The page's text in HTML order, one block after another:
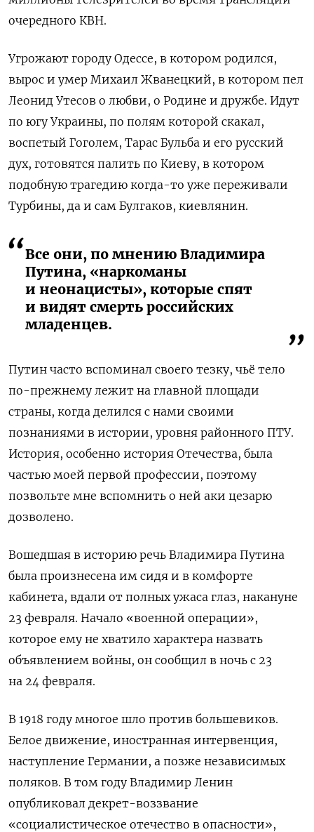
очередного КВН.
Угрожают городу Одессе, в котором родился,
вырос и умер Михаил Жванецкий, в котором пел
Леонид Утесов о любви, о Родине и дружбе. Идут
по югу Украины, по полям которой скакал,
воспетый Гоголем, Тарас Бульба и его русский
дух, готовятся палить по Киеву, в котором
подобную трагедию когда-то уже переживали
Турбины, да и сам Булгаков, киевлянин.
Все они, по мнению Владимира
Путина, «наркоманы
и неонацисты», которые спят
и видят смерть российских
младенцев.
Путин часто вспоминал своего тезку, чьё тело
по-прежнему лежит на главной площади
страны, когда делился с нами своими
познаниями в истории, уровня районного ПТУ.
История, особенно история Отечества, была
частью моей первой профессии, поэтому
позвольте мне вспомнить о ней аки цезарю
дозволено.
Вошедшая в историю речь Владимира Путина
была произнесена им сидя и в комфорте
кабинета, вдали от полных ужаса глаз, накануне
23 февраля. Начало «военной операции»,
которое ему не хватило характера назвать
объявлением войны, он сообщил в ночь с 23
на 24 февраля.
В 1918 году многое шло против большевиков.
Белое движение, иностранная интервенция,
наступление Германии, а позже независимых
поляков. В том году Владимир Ленин
опубликовал декрет-воззвание
«социалистическое отечество в опасности»,